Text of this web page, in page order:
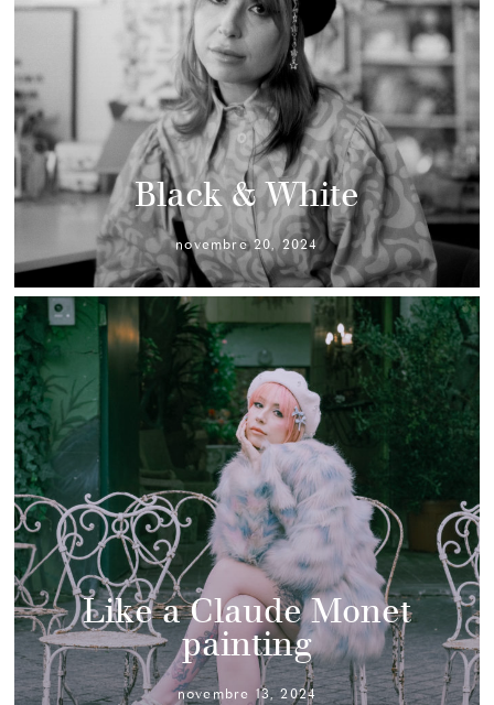
Black & White
novembre 20, 2024
Like a Claude Monet
painting
novembre 13, 2024